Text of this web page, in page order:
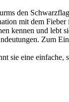
den
mit dem Fieber
kennen und lebt
Zum
sie eine einfache,